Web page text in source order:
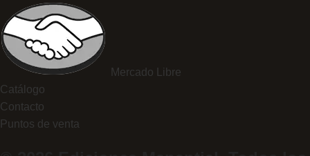
Mercado Libre
Catálogo
Contacto
Puntos de venta